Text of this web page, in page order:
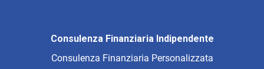
Consulenza Finanziaria Indipendente
Consulenza Finanziaria Personalizzata